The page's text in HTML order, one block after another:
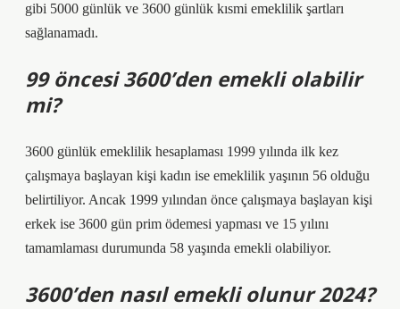
gibi 5000 günlük ve 3600 günlük kısmi emeklilik şartları
sağlanamadı.
99 öncesi 3600’den emekli olabilir
mi?
3600 günlük emeklilik hesaplaması 1999 yılında ilk kez
çalışmaya başlayan kişi kadın ise emeklilik yaşının 56 olduğu
belirtiliyor. Ancak 1999 yılından önce çalışmaya başlayan kişi
erkek ise 3600 gün prim ödemesi yapması ve 15 yılını
tamamlaması durumunda 58 yaşında emekli olabiliyor.
3600’den nasıl emekli olunur 2024?